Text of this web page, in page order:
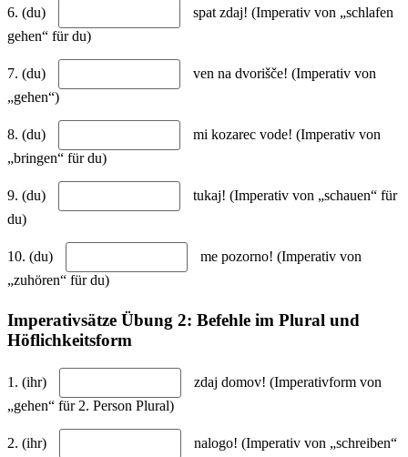
6. (du)
spat zdaj! (Imperativ von „schlafen
gehen“ für du)
7. (du)
ven na dvorišče! (Imperativ von
„gehen“)
8. (du)
mi kozarec vode! (Imperativ von
„bringen“ für du)
9. (du)
tukaj! (Imperativ von „schauen“ für
du)
10. (du)
me pozorno! (Imperativ von
„zuhören“ für du)
Imperativsätze Übung 2: Befehle im Plural und
Höflichkeitsform
1. (ihr)
zdaj domov! (Imperativform von
„gehen“ für 2. Person Plural)
2. (ihr)
nalogo! (Imperativ von „schreiben“